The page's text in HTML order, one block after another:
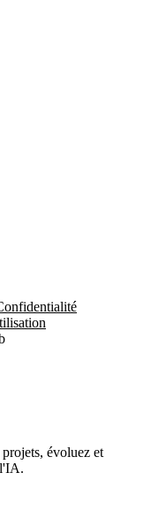
évoluez et
l'IA.